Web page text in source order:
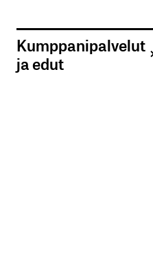
Kumppanipalvelut
ja edut